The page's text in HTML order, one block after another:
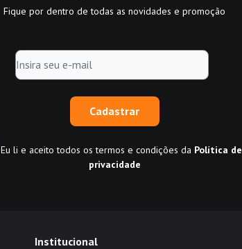
Fique por dentro de todas as novidades e promoção
Cadastrar
Eu li e aceito todos os termos e condições da Política de
privacidade
Institucional